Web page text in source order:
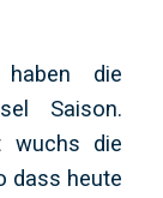
die
Saison.
wuchs die
dass heute